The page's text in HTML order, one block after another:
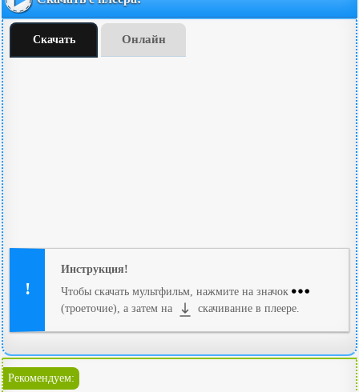
Скачать Онлайн
Инструкция!
Чтобы скачать мультфильм, нажмите на значок
(троеточие), а затем на
скачивание в плеере.
Рекомендуем: